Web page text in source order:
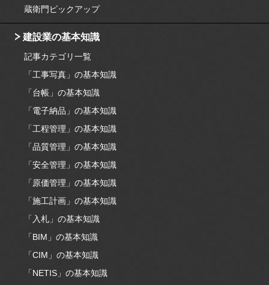
蔵衛門ピックアップ
建設業の基本知識
記事カテゴリ一覧
「工事写真」の基本知識
「台帳」の基本知識
「電子納品」の基本知識
「工程管理」の基本知識
「品質管理」の基本知識
「安全管理」の基本知識
「原価管理」の基本知識
「施工計画」の基本知識
「入札」の基本知識
「BIM」の基本知識
「CIM」の基本知識
「NETIS」の基本知識